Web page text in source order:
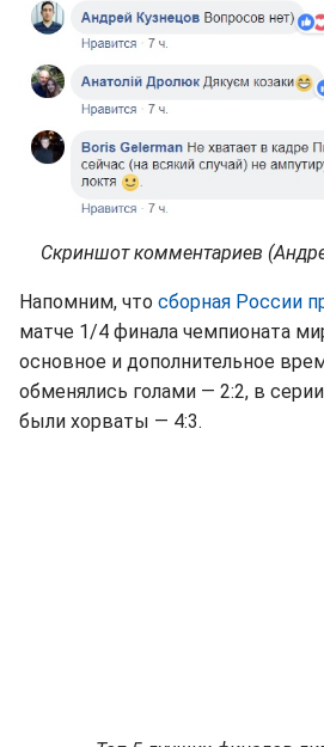
Скриншот комментариев
Напомним, что сборная России
матче 1/4 финала чемпионата
основное и дополнительное
обменялись голами — 2:2, в
были хорваты — 4:3.